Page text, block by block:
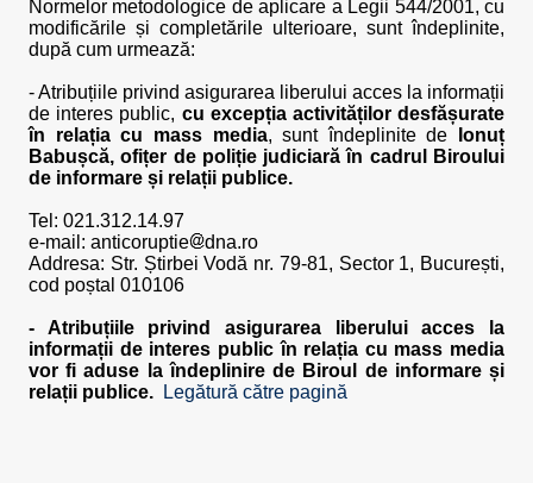
Normelor metodologice de aplicare a Legii 544/2001, cu
modificările și completările ulterioare, sunt îndeplinite,
după cum urmează:
- Atribuțiile privind asigurarea liberului acces la informații
de interes public, cu excepția activităților desfășurate
în relația cu mass media, sunt îndeplinite de
Ionuț
Babușcă, ofițer de poliție judiciară în cadrul Biroului
de informare și relații publice.
Tel: 021.312.14.97
e-mail: anticoruptie
dna.ro
Addresa: Str. Știrbei Vodă nr. 79-81, Sector 1, București,
cod poștal 010106
- Atribuțiile privind asigurarea liberului acces la
informații de interes public în relația cu mass media
vor fi aduse la îndeplinire de Biroul de informare și
relații publice.
Legătură către pagină